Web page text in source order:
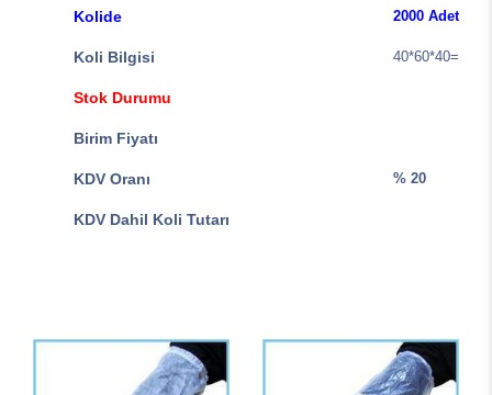
Kolide 2000 Adet
Koli Bilgisi 40*60*40=32
Stok Durumu
Birim Fiyatı
KDV Oranı % 20
KDV Dahil Koli Tutarı